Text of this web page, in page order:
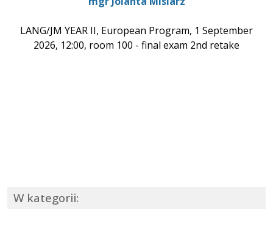
LANG/JM YEAR II, European Program, 1 September
2026, 12:00, room 100 - final exam 2nd retake
W kategorii: